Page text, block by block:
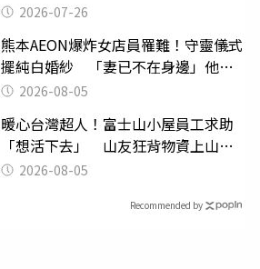
2026-07-26
熊本AEON爆炸女店員罹難！守靈儀式
擺純白婚紗 「妻已不在身邊」他淚
喊：無法想像
2026-08-05
暖心台灣超人！富士山小屋員工求助
「想活下去」 山友狂背物資上山：
台灣真的是寶島
2026-08-05
Recommended by